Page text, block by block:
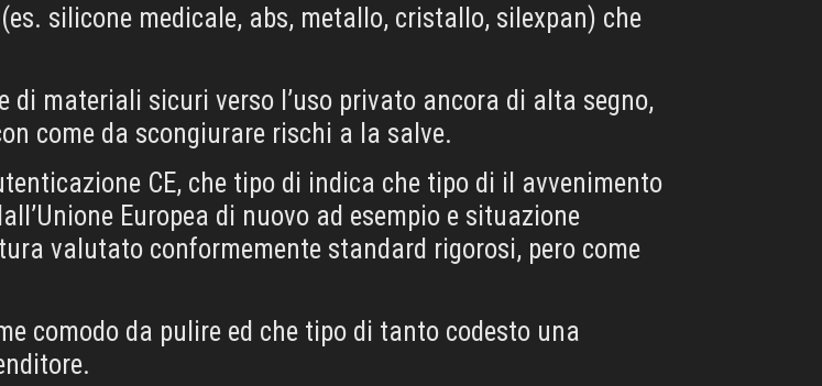
silicone medicale, abs, metallo, cristallo, silexpan) che
di materiali sicuri verso l’uso privato ancora di alta segno,
come da scongiurare rischi a la salve.
CE, che tipo di indica che tipo di il avvenimento
Europea di nuovo ad esempio e situazione
valutato conformemente standard rigorosi, pero come
comodo da pulire ed che tipo di tanto codesto una